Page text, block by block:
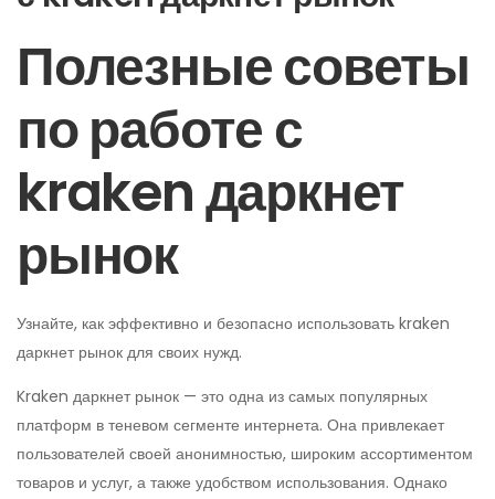
Полезные советы
по работе с
kraken даркнет
рынок
Узнайте, как эффективно и безопасно использовать kraken
даркнет рынок для своих нужд.
Kraken даркнет рынок — это одна из самых популярных
платформ в теневом сегменте интернета. Она привлекает
пользователей своей анонимностью, широким ассортиментом
товаров и услуг, а также удобством использования. Однако